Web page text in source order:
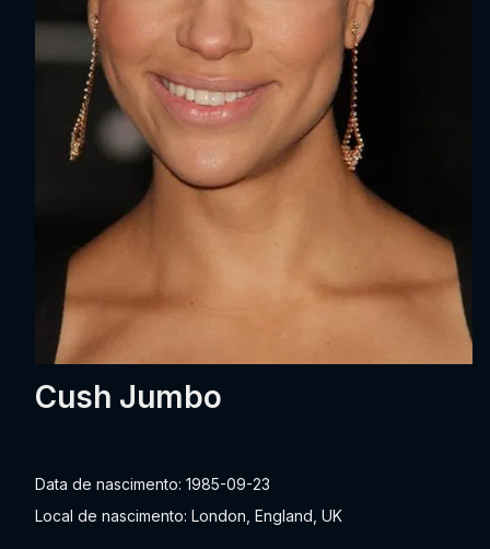
Cush Jumbo
Data de nascimento: 1985-09-23
Local de nascimento: London, England, UK